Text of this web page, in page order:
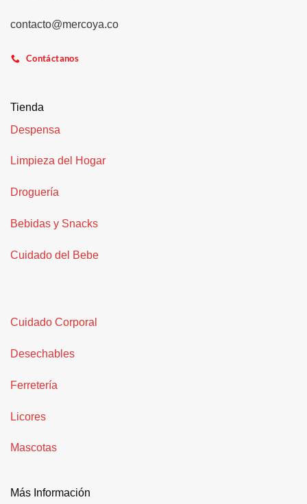
contacto@mercoya.co
Contáctanos
Tienda
Despensa
Limpieza del Hogar
Droguería
Bebidas y Snacks
Cuidado del Bebe
Cuidado Corporal
Desechables
Ferretería
Licores
Mascotas
Más Información